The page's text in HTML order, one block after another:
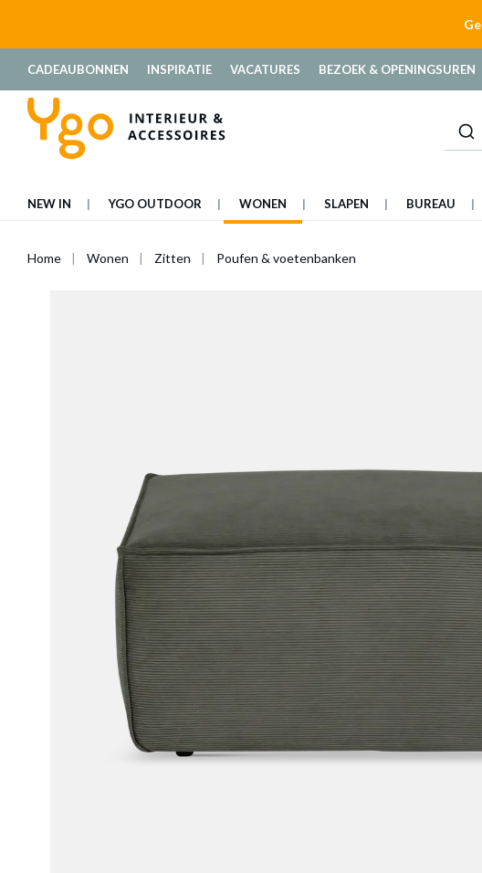
CADEAUBONNEN INSPIRATIE VACATURES BEZOEK & OPENINGSUREN
NEW IN YGO OUTDOOR WONEN SLAPEN BUREAU
Home Wonen Zitten Poufen & voetenbanken